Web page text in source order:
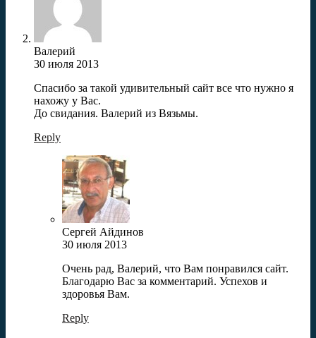
Валерий
30 июля 2013
Спасибо за такой удивительный сайт все что нужно я
нахожу у Вас.
До свидания. Валерий из Вязьмы.
Reply
Сергей Айдинов
30 июля 2013
Очень рад, Валерий, что Вам понравился сайт.
Благодарю Вас за комментарий. Успехов и
здоровья Вам.
Reply